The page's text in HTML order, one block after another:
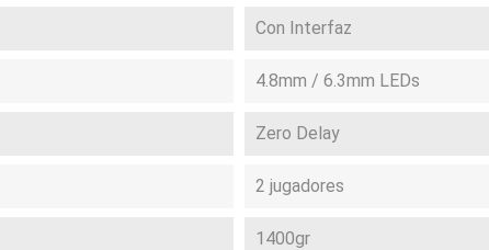
Con Interfaz
4.8mm / 6.3mm LEDs
Zero Delay
2 jugadores
1400gr